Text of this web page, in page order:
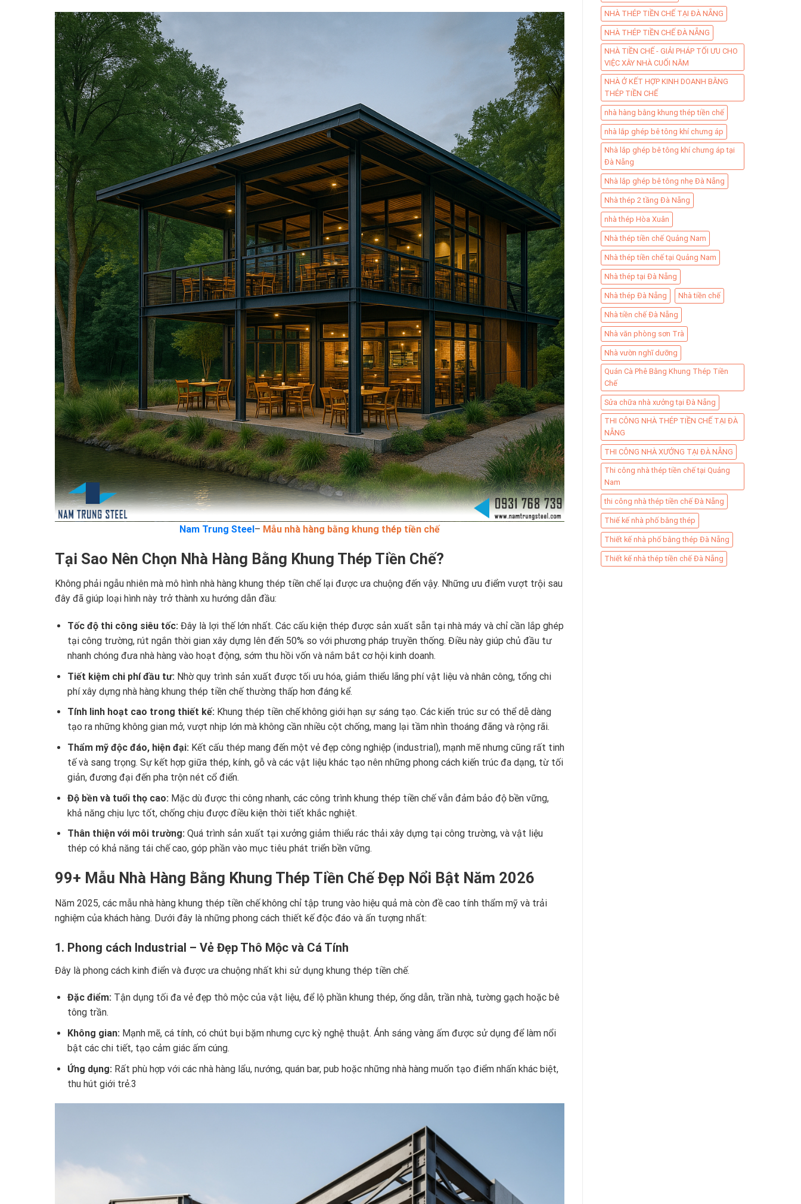
Nam Trung Steel– Mẫu nhà hàng bằng khung thép tiền chế
Tại Sao Nên Chọn Nhà Hàng Bằng Khung Thép Tiền Chế?
Không phải ngẫu nhiên mà mô hình nhà hàng khung thép tiền chế lại được ưa chuộng đến vậy. Những ưu điểm vượt trội sau
đây đã giúp loại hình này trở thành xu hướng dẫn đầu:
Tốc độ thi công siêu tốc:Đây là lợi thế lớn nhất. Các cấu kiện thép được sản xuất sẵn tại nhà máy và chỉ cần lắp ghép
tại công trường, rút ngắn thời gian xây dựng lên đến 50% so với phương pháp truyền thống. Điều này giúp chủ đầu tư
nhanh chóng đưa nhà hàng vào hoạt động, sớm thu hồi vốn và nắm bắt cơ hội kinh doanh.
Tiết kiệm chi phí đầu tư: Nhờ quy trình sản xuất được tối ưu hóa, giảm thiểu lãng phí vật liệu và nhân công, tổng chi
phí xây dựng nhà hàng khung thép tiền chế thường thấp hơn đáng kể.
Tính linh hoạt cao trong thiết kế:Khung thép tiền chế không giới hạn sự sáng tạo. Các kiến trúc sư có thể dễ dàng
tạo ra những không gian mở, vượt nhịp lớn mà không cần nhiều cột chống, mang lại tầm nhìn thoáng đãng và rộng rãi.
Thẩm mỹ độc đáo, hiện đại:Kết cấu thép mang đến một vẻ đẹp công nghiệp (industrial), mạnh mẽ nhưng cũng rất tinh
tế và sang trọng. Sự kết hợp giữa thép, kính, gỗ và các vật liệu khác tạo nên những phong cách kiến trúc đa dạng, từ tối
giản, đương đại đến pha trộn nét cổ điển.
Độ bền và tuổi thọ cao: Mặc dù được thi công nhanh, các công trình khung thép tiền chế vẫn đảm bảo độ bền vững,
khả năng chịu lực tốt, chống chịu được điều kiện thời tiết khắc nghiệt.
Thân thiện với môi trường:Quá trình sản xuất tại xưởng giảm thiểu rác thải xây dựng tại công trường, và vật liệu
thép có khả năng tái chế cao, góp phần vào mục tiêu phát triển bền vững.
99+ Mẫu Nhà Hàng Bằng Khung Thép Tiền Chế Đẹp Nổi Bật Năm 2026
Năm 2025, các mẫu nhà hàng khung thép tiền chế không chỉ tập trung vào hiệu quả mà còn đề cao tính thẩm mỹ và trải
nghiệm của khách hàng. Dưới đây là những phong cách thiết kế độc đáo và ấn tượng nhất:
1. Phong cách Industrial – Vẻ Đẹp Thô Mộc và Cá Tính
Đây là phong cách kinh điển và được ưa chuộng nhất khi sử dụng khung thép tiền chế.
Đặc điểm:Tận dụng tối đa vẻ đẹp thô mộc của vật liệu, để lộ phần khung thép, ống dẫn, trần nhà, tường gạch hoặc bê
tông trần.
Không gian:Mạnh mẽ, cá tính, có chút bụi bặm nhưng cực kỳ nghệ thuật. Ánh sáng vàng ấm được sử dụng để làm nổi
bật các chi tiết, tạo cảm giác ấm cúng.
Ứng dụng: Rất phù hợp với các nhà hàng lẩu, nướng, quán bar, pub hoặc những nhà hàng muốn tạo điểm nhấn khác biệt,
thu hút giới trẻ.3
NHÀ THÉP TIỀN CHẾ TẠI ĐÀ NẴNG
NHÀ THÉP TIỀN CHẾ ĐÀ NẴNG
NHÀ TIỀN CHẾ - GIẢI PHÁP TỐI ƯU CHO
VIỆC XÂY NHÀ CUỐI NĂM
NHÀ Ở KẾT HỢP KINH DOANH BẰNG
THÉP TIỀN CHẾ
nhà hàng bằng khung thép tiền chế
nhà lắp ghép bê tông khí chưng áp
Nhà lắp ghép bê tông khí chưng áp tại
Đà Nẵng
Nhà lắp ghép bê tông nhẹ Đà Nẵng
Nhà thép 2 tầng Đà Nẵng
nhà thép Hòa Xuân
Nhà thép tiền chế Quảng Nam
Nhà thép tiền chế tại Quảng Nam
Nhà thép tại Đà Nẵng
Nhà thép Đà Nẵng Nhà tiền chế
Nhà tiền chế Đà Nẵng
Nhà văn phòng sơn Trà
Nhà vườn nghĩ dưỡng
Quán Cà Phê Bằng Khung Thép Tiền
Chế
Sửa chữa nhà xưởng tại Đà Nẵng
THI CÔNG NHÀ THÉP TIỀN CHẾ TẠI ĐÀ
NẴNG
THI CÔNG NHÀ XƯỞNG TẠI ĐÀ NẴNG
Thi công nhà thép tiền chế tại Quảng
Nam
thi công nhà thép tiền chế Đà Nẵng
Thiế kế nhà phố bằng thép
Thiết kế nhà phố bằng thép Đà Nẵng
Thiết kế nhà thép tiền chế Đà Nẵng